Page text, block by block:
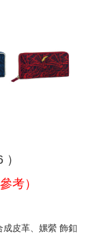
考）
成皮革、嫘縈 飾釦